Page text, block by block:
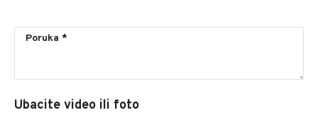
Ubacite video ili foto